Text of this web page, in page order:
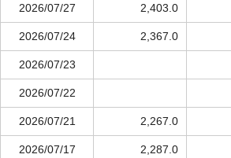
2026/07/27 2,403.0
2026/07/24 2,367.0
2026/07/23
2026/07/22
2026/07/21 2,267.0
2026/07/17 2,287.0